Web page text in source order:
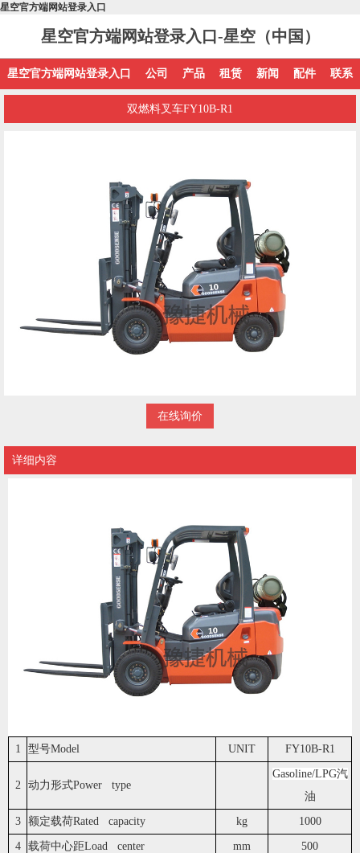
星空官方端网站登录入口
星空官方端网站登录入口-星空（中国）
星空官方端网站登录入口 公司 产品 租赁 新闻 配件 联系
双燃料叉车FY10B-R1
在线询价
详细内容
1 型号Model UNIT FY10B-R1
2 动力形式Power type
Gasoline/LPG汽
油
3 额定载荷Rated capacity kg 1000
4 载荷中心距Load center mm 500